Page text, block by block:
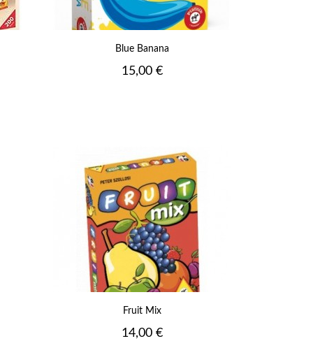
Blue Banana
Prix
15,00 €
Fruit Mix
Prix
14,00 €